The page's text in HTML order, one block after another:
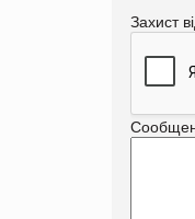
Захист